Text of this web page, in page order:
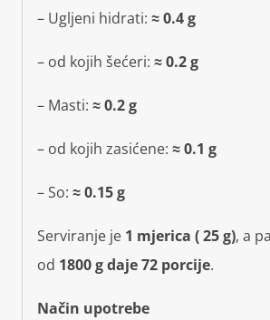
– Ugljeni hidrati: ≈ 0.4 g
– od kojih šećeri: ≈ 0.2 g
– Masti: ≈ 0.2 g
– od kojih zasićene: ≈ 0.1 g
– So: ≈ 0.15 g
Serviranje je 1 mjerica ( 25 g), a
od 1800 g daje 72 porcije.
Način upotrebe